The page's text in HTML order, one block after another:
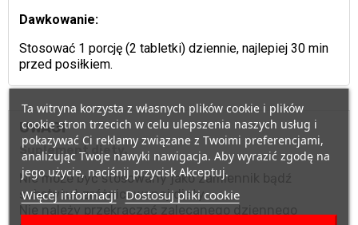
Dawkowanie:
Stosować 1 porcję (2 tabletki) dziennie, najlepiej 30 min
przed posiłkiem.
UWAGI
Suplement diety.
Nie może być stosowany jako zamiennik bądź
substytut zróżnicowanej diety.
Ta witryna korzysta z własnych plików cookie i plików
cookie stron trzecich w celu ulepszenia naszych usług i
pokazywać Ci reklamy związane z Twoimi preferencjami,
analizując Twoje nawyki nawigacja. Aby wyrazić zgodę na
jego użycie, naciśnij przycisk Akceptuj.
Więcej informacji Dostosuj pliki cookie